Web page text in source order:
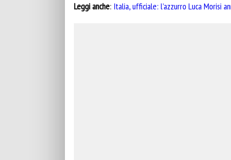
Leggi anche: Italia, ufficiale: l’azzurro Luca Morisi